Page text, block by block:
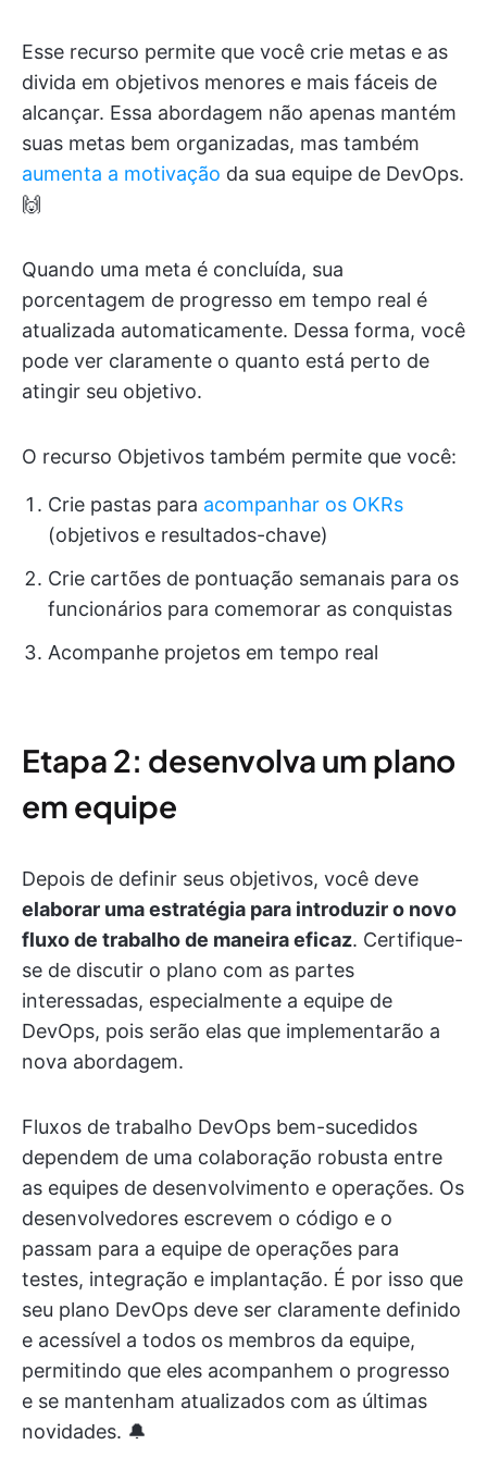
Esse recurso permite que você crie metas e as
divida em objetivos menores e mais fáceis de
alcançar. Essa abordagem não apenas mantém
suas metas bem organizadas, mas também
aumenta a motivação da sua equipe de DevOps.
🙌
Quando uma meta é concluída, sua
porcentagem de progresso em tempo real é
atualizada automaticamente. Dessa forma, você
pode ver claramente o quanto está perto de
atingir seu objetivo.
O recurso Objetivos também permite que você:
Crie pastas para acompanhar os OKRs
(objetivos e resultados-chave)
Crie cartões de pontuação semanais para os
funcionários para comemorar as conquistas
Acompanhe projetos em tempo real
Etapa 2: desenvolva um plano
em equipe
Depois de definir seus objetivos, você deve
elaborar uma estratégia para introduzir o novo
fluxo de trabalho de maneira eficaz. Certifique-
se de discutir o plano com as partes
interessadas, especialmente a equipe de
DevOps, pois serão elas que implementarão a
nova abordagem.
Fluxos de trabalho DevOps bem-sucedidos
dependem de uma colaboração robusta entre
as equipes de desenvolvimento e operações. Os
desenvolvedores escrevem o código e o
passam para a equipe de operações para
testes, integração e implantação. É por isso que
seu plano DevOps deve ser claramente definido
e acessível a todos os membros da equipe,
permitindo que eles acompanhem o progresso
e se mantenham atualizados com as últimas
novidades. 🔔